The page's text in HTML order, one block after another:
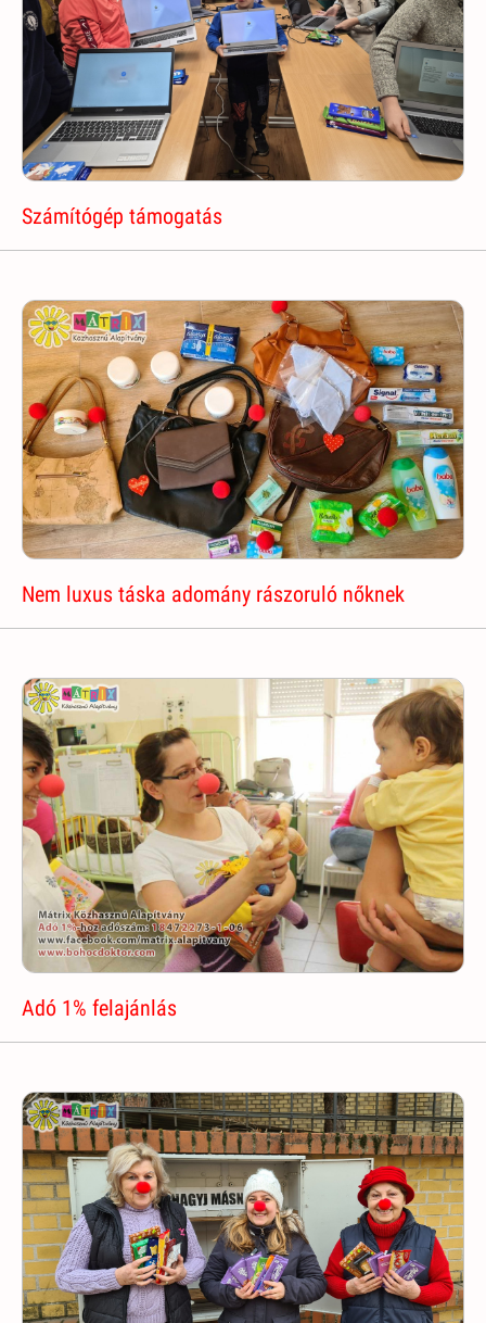
Számítógép támogatás
Nem luxus táska adomány rászoruló nőknek
Adó 1% felajánlás